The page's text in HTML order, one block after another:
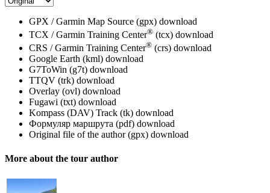
GPX / Garmin Map Source (gpx) download
TCX / Garmin Training Center® (tcx) download
CRS / Garmin Training Center® (crs) download
Google Earth (kml) download
G7ToWin (g7t) download
TTQV (trk) download
Overlay (ovl) download
Fugawi (txt) download
Kompass (DAV) Track (tk) download
Формуляр маршрута (pdf) download
Original file of the author (gpx) download
More about the tour author